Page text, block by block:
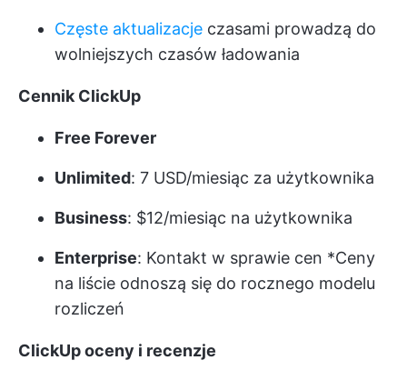
Częste aktualizacje czasami prowadzą do
wolniejszych czasów ładowania
Cennik ClickUp
Free Forever
Unlimited: 7 USD/miesiąc za użytkownika
Business: $12/miesiąc na użytkownika
Enterprise: Kontakt w sprawie cen *Ceny
na liście odnoszą się do rocznego modelu
rozliczeń
ClickUp oceny i recenzje